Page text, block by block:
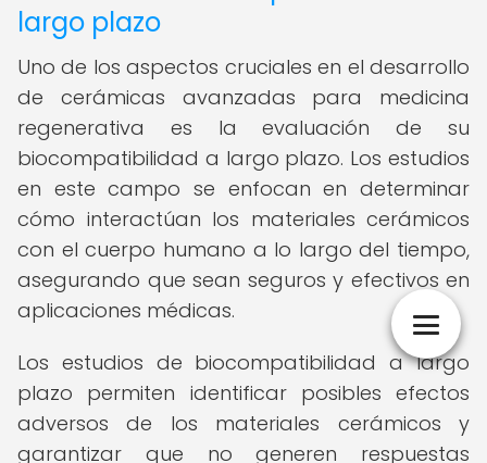
largo plazo
Uno de los aspectos cruciales en el desarrollo
de cerámicas avanzadas para medicina
regenerativa es la evaluación de su
biocompatibilidad a largo plazo. Los estudios
en este campo se enfocan en determinar
cómo interactúan los materiales cerámicos
con el cuerpo humano a lo largo del tiempo,
asegurando que sean seguros y efectivos en
aplicaciones médicas.
Los estudios de biocompatibilidad a largo
plazo permiten identificar posibles efectos
adversos de los materiales cerámicos y
garantizar que no generen respuestas